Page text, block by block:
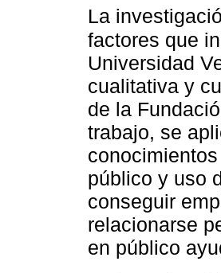
La
factores que
Universidad
cualitativa y
de la
trabajo, se
público y uso
conseguir
relacionarse
en público